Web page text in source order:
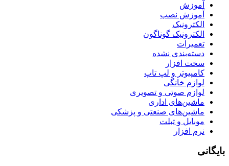
آموزش
آموزش نصب
الکترونیک
الکترونیک گوناگون
تعمیرات
دسته‌بندی نشده
سخت افزار
کامپیوتر و لپ تاپ
لوازم خانگی
لوازم صوتی و تصویری
ماشین‌های اداری
ماشین‌های صنعتی و پزشکی
موبایل و تبلت
نرم افزار
بایگانی